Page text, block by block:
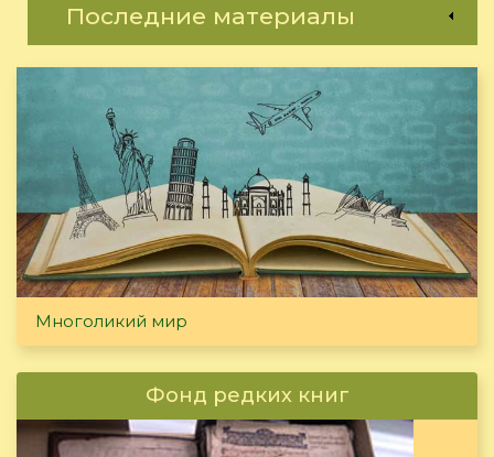
Последние материалы
Многоликий мир
Фонд редких книг